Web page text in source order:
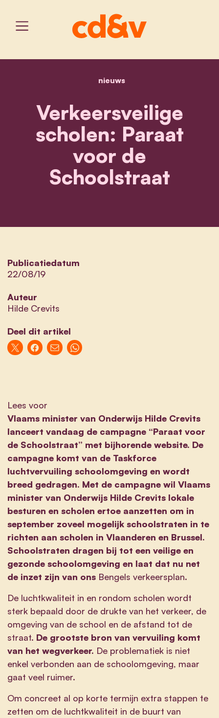
home
nieuwsverkeersveilige
Verkeersveilige
scholen: Paraat
voor de
Schoolstraat
Publicatiedatum
22/08/19
Auteur
Hilde Crevits
Deel dit artikel
Lees voor
Vlaams minister van Onderwijs Hilde Crevits
lanceert vandaag de campagne “Paraat voor
de Schoolstraat” met bijhorende website. De
campagne komt van de Taskforce
luchtvervuiling schoolomgeving en wordt
breed gedragen. Met de campagne wil Vlaams
minister van Onderwijs Hilde Crevits lokale
besturen en scholen ertoe aanzetten om in
september zoveel mogelijk schoolstraten in te
richten aan scholen in Vlaanderen en Brussel.
Schoolstraten dragen bij tot een veilige en
gezonde schoolomgeving en laat dat nu net
de inzet zijn van ons Bengels verkeersplan.
De luchtkwaliteit in en rondom scholen wordt
sterk bepaald door de drukte van het verkeer, de
omgeving van de school en de afstand tot de
straat. De grootste bron van vervuiling komt
van het wegverkeer. De problematiek is niet
enkel verbonden aan de schoolomgeving, maar
gaat veel ruimer.
Om concreet al op korte termijn extra stappen te
zetten om de luchtkwaliteit in de buurt van